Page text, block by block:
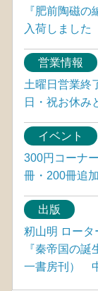
『肥前陶磁
入荷しました
営業情報
土曜日営業終
日・祝お休み
イベント
300円コーナ
冊・200冊追加
出版
籾山明 ロー
『秦帝国の
一書房刊）